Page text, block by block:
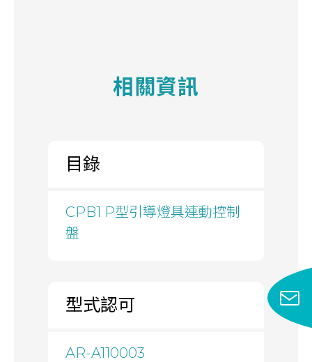
相關資訊
目錄
CPB1 P型引導燈具連動控制
盤
型式認可
AR-A110003